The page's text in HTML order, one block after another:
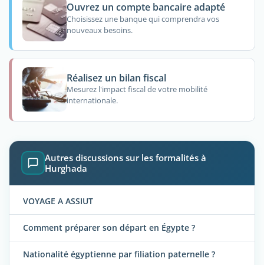
Ouvrez un compte bancaire adapté
Choisissez une banque qui comprendra vos
nouveaux besoins.
Réalisez un bilan fiscal
Mesurez l'impact fiscal de votre mobilité
internationale.
Autres discussions sur les formalités à
Hurghada
VOYAGE A ASSIUT
Comment préparer son départ en Égypte ?
Nationalité égyptienne par filiation paternelle ?